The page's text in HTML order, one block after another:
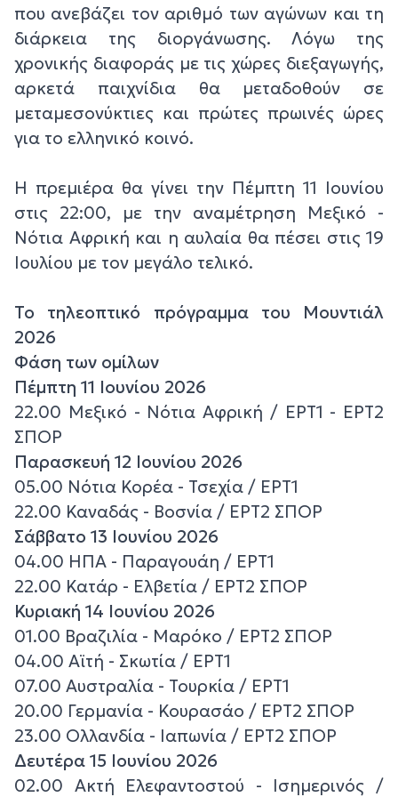
που ανεβάζει τον αριθμό των αγώνων και τη
διάρκεια της διοργάνωσης. Λόγω της
χρονικής διαφοράς με τις χώρες διεξαγωγής,
αρκετά παιχνίδια θα μεταδοθούν σε
μεταμεσονύκτιες και πρώτες πρωινές ώρες
για το ελληνικό κοινό.
Η πρεμιέρα θα γίνει την Πέμπτη 11 Ιουνίου
στις 22:00, με την αναμέτρηση Μεξικό -
Νότια Αφρική και η αυλαία θα πέσει στις 19
Ιουλίου με τον μεγάλο τελικό.
Το τηλεοπτικό πρόγραμμα του Μουντιάλ
2026
Φάση των ομίλων
Πέμπτη 11 Ιουνίου 2026
22.00 Μεξικό - Νότια Αφρική / ΕΡΤ1 - ΕΡΤ2
ΣΠΟΡ
Παρασκευή 12 Ιουνίου 2026
05.00 Νότια Κορέα - Τσεχία / ΕΡΤ1
22.00 Καναδάς - Βοσνία / ΕΡΤ2 ΣΠΟΡ
Σάββατο 13 Ιουνίου 2026
04.00 ΗΠΑ - Παραγουάη / ΕΡΤ1
22.00 Κατάρ - Ελβετία / ΕΡΤ2 ΣΠΟΡ
Κυριακή 14 Ιουνίου 2026
01.00 Βραζιλία - Μαρόκο / ΕΡΤ2 ΣΠΟΡ
04.00 Αϊτή - Σκωτία / ΕΡΤ1
07.00 Αυστραλία - Τουρκία / ΕΡΤ1
20.00 Γερμανία - Κουρασάο / ΕΡΤ2 ΣΠΟΡ
23.00 Ολλανδία - Ιαπωνία / ΕΡΤ2 ΣΠΟΡ
Δευτέρα 15 Ιουνίου 2026
02.00 Ακτή Ελεφαντοστού - Ισημερινός /